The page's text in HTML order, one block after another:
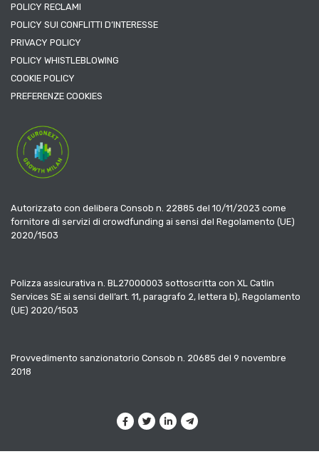
POLICY RECLAMI
POLICY SUI CONFLITTI D’INTERESSE
PRIVACY POLICY
POLICY WHISTLEBLOWING
COOKIE POLICY
PREFERENZE COOKIES
Autorizzato con delibera Consob n. 22885 del 10/11/2023 come
fornitore di servizi di crowdfunding ai sensi del Regolamento (UE)
2020/1503
Polizza assicurativa n. BL27000003 sottoscritta con XL Catlin
Services SE ai sensi dell’art. 11, paragrafo 2, lettera b), Regolamento
(UE) 2020/1503
Provvedimento sanzionatorio Consob n. 20685 del 9 novembre
2018